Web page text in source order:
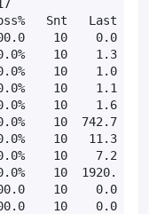
Snt   Last
10    0.0
10    1.3
10    1.0
10    1.1
10    1.6
10  742.7
10   11.3
10    7.2
10  1920.
10    0.0
10    0.0